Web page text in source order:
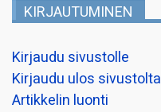
KIRJAUTUMINEN
Kirjaudu sivustolle
Kirjaudu ulos sivustolta
Artikkelin luonti